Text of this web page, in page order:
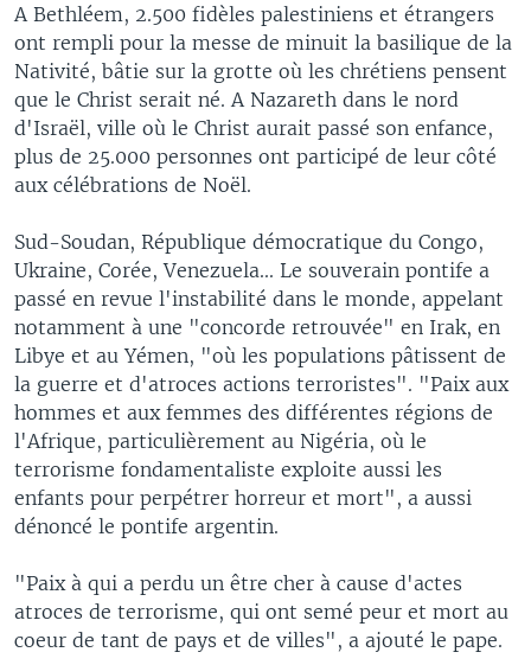
A Bethléem, 2.500 fidèles palestiniens et étrangers
ont rempli pour la messe de minuit la basilique de la
Nativité, bâtie sur la grotte où les chrétiens pensent
que le Christ serait né. A Nazareth dans le nord
d'Israël, ville où le Christ aurait passé son enfance,
plus de 25.000 personnes ont participé de leur côté
aux célébrations de Noël.
Sud-Soudan, République démocratique du Congo,
Ukraine, Corée, Venezuela... Le souverain pontife a
passé en revue l'instabilité dans le monde, appelant
notamment à une "concorde retrouvée" en Irak, en
Libye et au Yémen, "où les populations pâtissent de
la guerre et d'atroces actions terroristes". "Paix aux
hommes et aux femmes des différentes régions de
l'Afrique, particulièrement au Nigéria, où le
terrorisme fondamentaliste exploite aussi les
enfants pour perpétrer horreur et mort", a aussi
dénoncé le pontife argentin.
"Paix à qui a perdu un être cher à cause d'actes
atroces de terrorisme, qui ont semé peur et mort au
coeur de tant de pays et de villes", a ajouté le pape.